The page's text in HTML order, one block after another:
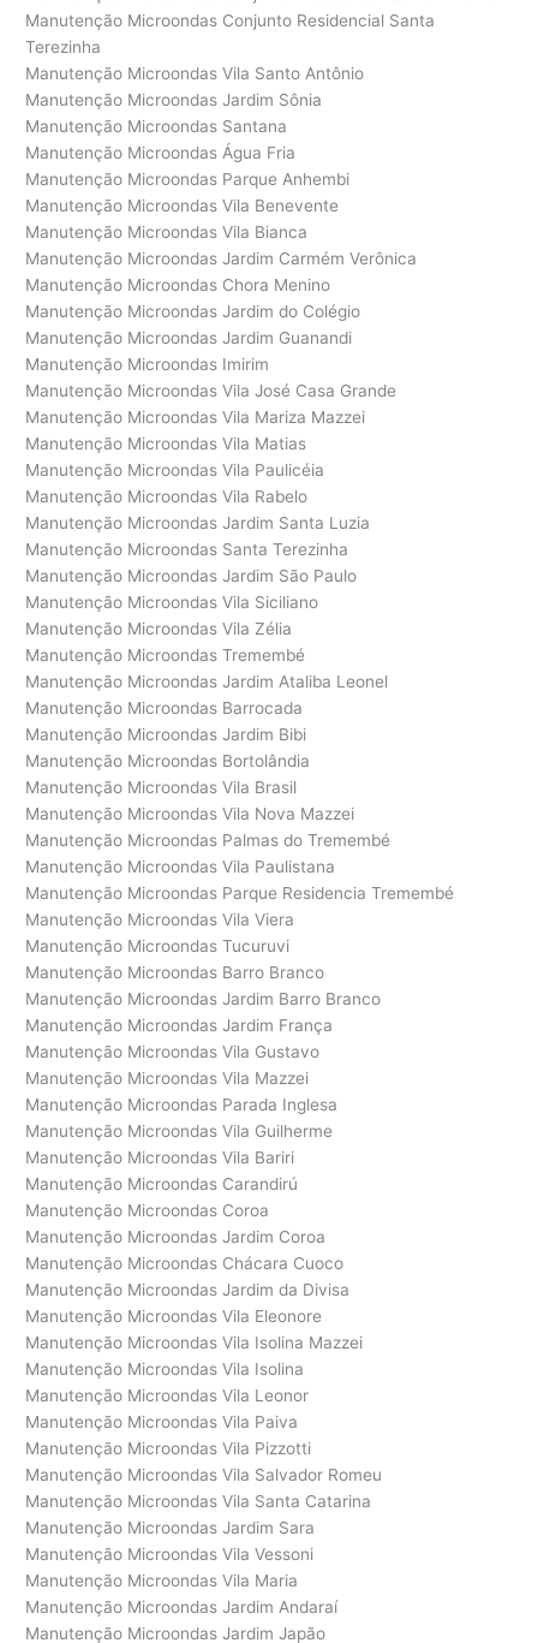
Manutenção Microondas Conjunto Residencial Santa
Terezinha
Manutenção Microondas Vila Santo Antônio
Manutenção Microondas Jardim Sônia
Manutenção Microondas Santana
Manutenção Microondas Água Fria
Manutenção Microondas Parque Anhembi
Manutenção Microondas Vila Benevente
Manutenção Microondas Vila Bianca
Manutenção Microondas Jardim Carmém Verônica
Manutenção Microondas Chora Menino
Manutenção Microondas Jardim do Colégio
Manutenção Microondas Jardim Guanandi
Manutenção Microondas Imirim
Manutenção Microondas Vila José Casa Grande
Manutenção Microondas Vila Mariza Mazzei
Manutenção Microondas Vila Matias
Manutenção Microondas Vila Paulicéia
Manutenção Microondas Vila Rabelo
Manutenção Microondas Jardim Santa Luzia
Manutenção Microondas Santa Terezinha
Manutenção Microondas Jardim São Paulo
Manutenção Microondas Vila Siciliano
Manutenção Microondas Vila Zélia
Manutenção Microondas Tremembé
Manutenção Microondas Jardim Ataliba Leonel
Manutenção Microondas Barrocada
Manutenção Microondas Jardim Bibi
Manutenção Microondas Bortolândia
Manutenção Microondas Vila Brasil
Manutenção Microondas Vila Nova Mazzei
Manutenção Microondas Palmas do Tremembé
Manutenção Microondas Vila Paulistana
Manutenção Microondas Parque Residencia Tremembé
Manutenção Microondas Vila Viera
Manutenção Microondas Tucuruvi
Manutenção Microondas Barro Branco
Manutenção Microondas Jardim Barro Branco
Manutenção Microondas Jardim França
Manutenção Microondas Vila Gustavo
Manutenção Microondas Vila Mazzei
Manutenção Microondas Parada Inglesa
Manutenção Microondas Vila Guilherme
Manutenção Microondas Vila Bariri
Manutenção Microondas Carandirú
Manutenção Microondas Coroa
Manutenção Microondas Jardim Coroa
Manutenção Microondas Chácara Cuoco
Manutenção Microondas Jardim da Divisa
Manutenção Microondas Vila Eleonore
Manutenção Microondas Vila Isolina Mazzei
Manutenção Microondas Vila Isolina
Manutenção Microondas Vila Leonor
Manutenção Microondas Vila Paiva
Manutenção Microondas Vila Pizzotti
Manutenção Microondas Vila Salvador Romeu
Manutenção Microondas Vila Santa Catarina
Manutenção Microondas Jardim Sara
Manutenção Microondas Vila Vessoni
Manutenção Microondas Vila Maria
Manutenção Microondas Jardim Andaraí
Manutenção Microondas Jardim Japão